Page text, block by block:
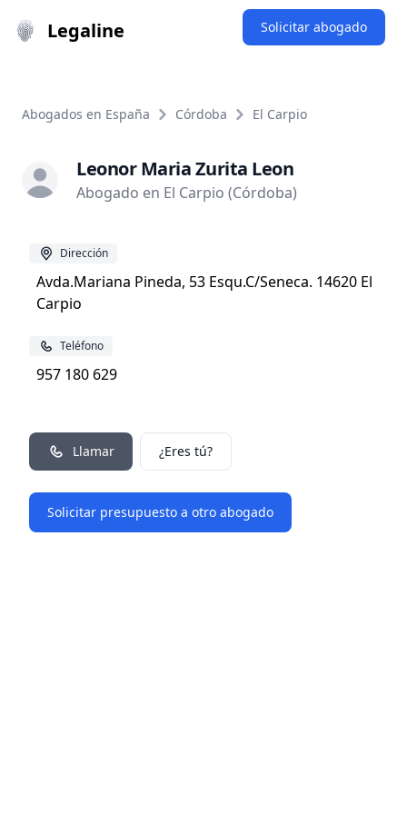
Legaline Solicitar abogado
Abogados en España Córdoba El Carpio
Leonor Maria Zurita Leon
Abogado en El Carpio (Córdoba)
Dirección
Avda.Mariana Pineda, 53 Esqu.C/Seneca. 14620 El
Carpio
Teléfono
957 180 629
Llamar ¿Eres tú?
Solicitar presupuesto a otro abogado